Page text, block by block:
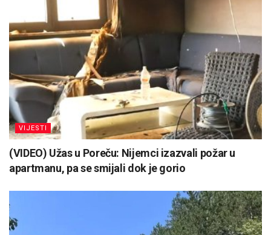
VIJESTI
(VIDEO) Užas u Poreču: Nijemci izazvali požar u
apartmanu, pa se smijali dok je gorio